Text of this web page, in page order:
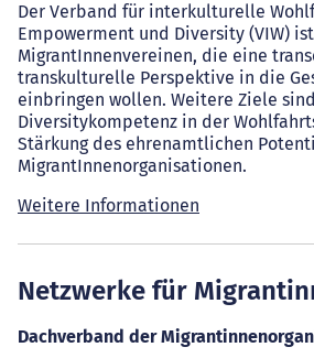
Der Verband für interkulturelle
Empowerment und Diversity (VIW)
MigrantInnenvereinen, die eine
transkulturelle Perspektive in die
einbringen wollen. Weitere Ziele
Diversitykompetenz in der
Stärkung des ehrenamtlichen
MigrantInnenorganisationen.
Weitere Informationen
Netzwerke für
Dachverband der